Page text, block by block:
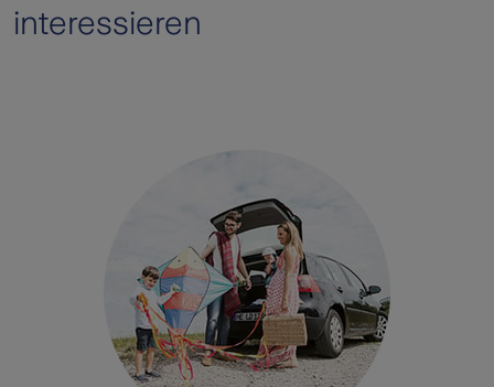
interessieren